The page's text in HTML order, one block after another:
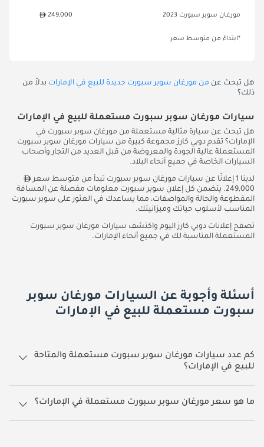
مورغان سوبر سبورت 2023 249,000
*ابتداءً من متوسط سعر
هل تبحث عن من مورغان سوبر سبورت جديدة للبيع في الإمارات بدلاً من
ذلك؟
سيارات مورغان سوبر سبورت مستعملة للبيع في الإمارات
هل تبحث عن سيارة مثالية مستعملة من مورغان سوبر سبورت في
الإمارات؟ تقدم دوبي كارز مجموعة كبيرة من سيارات مورغان سوبر سبورت
المستعملة عالية الجودة والمعروضة من قبل العديد من التجار وأصحاب
السيارات الخاصة في جميع أنحاء البلاد.
لدينا 1 إعلانًا عن سيارات مورغان سوبر سبورت تبدأ من متوسط سعر
249,000. يتضمن كل إعلان سوبر سبورت معلومات مفصلة عن المسافة
المقطوعة والحالة والمواصفات، مما يساعدك في العثور على سوبر سبورت
المناسب لأسلوب حياتك وميزانيتك.
تصفح إعلانات دوبي كارز اليوم واكتشف سيارات مورغان سوبر سبورت
المستعملة المناسبة لك في جميع أنحاء الإمارات.
أسئلة وأجوبة عن السيارات مورغان سوبر
سبورت مستعملة للبيع في الإمارات
كم عدد سيارات مورغان سوبر سبورت مستعملة والمتاحة
للبيع في الإمارات؟
1 سيارة مورغان سوبر سبورت مستعملة متوفرة للبيع في الإمارات.
ما هو سعر مورغان سوبر سبورت مستعملة في الإمارات؟
يبدأ سعر سيارة مورغان سوبر سبورت مستعملة في الإمارات 249,000.